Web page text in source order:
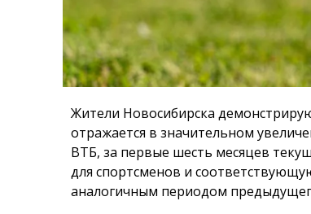
Жители Новосибирска
отражается в значительном
ВТБ, за первые шесть месяцев
для спортсменов и
аналогичным периодом